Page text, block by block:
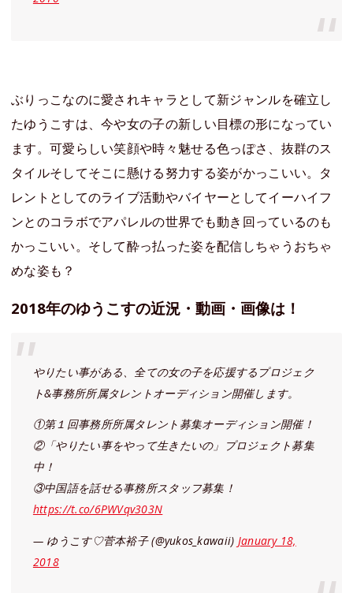
ぶりっこなのに愛されキャラとして新ジャンルを確立し
たゆうこすは、今や女の子の新しい目標の形になってい
ます。可愛らしい笑顔や時々魅せる色っぽさ、抜群のス
タイルそしてそこに懸ける努力する姿がかっこいい。タ
レントとしてのライブ活動やバイヤーとしてイーハイフ
ンとのコラボでアパレルの世界でも動き回っているのも
かっこいい。そして酔っ払った姿を配信しちゃうおちゃ
めな姿も？
2018年のゆうこすの近況・動画・画像は！
やりたい事がある、全ての女の子を応援するプロジェク
ト&事務所所属タレントオーディション開催します。
①第１回事務所所属タレント募集オーディション開催！
②「やりたい事をやって生きたいの」プロジェクト募集
中！
③中国語を話せる事務所スタッフ募集！
https://t.co/6PWVqv303N
— ゆうこす♡菅本裕子 (@yukos_kawaii) January 18,
2018